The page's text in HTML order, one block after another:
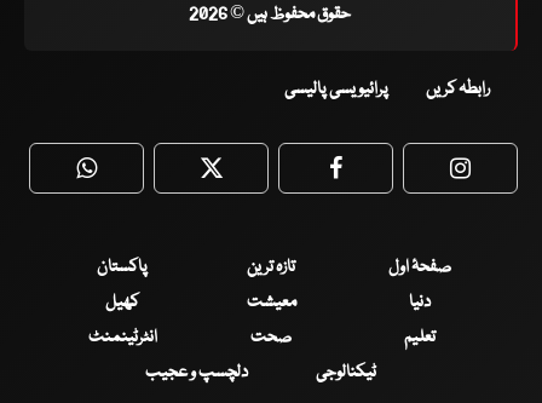
حقوق محفوظ ہیں © 2026
رابطہ کریں پرائیویسی پالیسی
WhatsApp Twitter Facebook
صفحۂ اول تازہ ترین
پاکستان
دنیا
معیشت
کھیل
تعلیم
صحت
انٹرٹینمنٹ
ٹیکنالوجی
دلچسپ و عجیب